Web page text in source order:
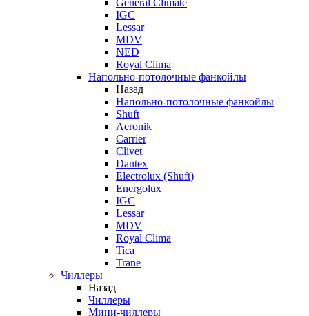
General Climate
IGC
Lessar
MDV
NED
Royal Clima
Напольно-потолочные фанкойлы
Назад
Напольно-потолочные фанкойлы
Shuft
Aeronik
Carrier
Clivet
Dantex
Electrolux (Shuft)
Energolux
IGC
Lessar
MDV
Royal Clima
Tica
Trane
Чиллеры
Назад
Чиллеры
Мини-чиллеры